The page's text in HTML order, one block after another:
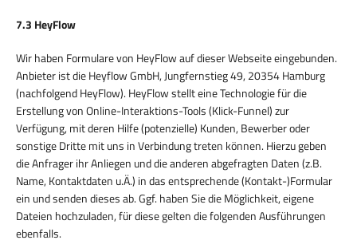
7.3 HeyFlow
Wir haben Formulare von HeyFlow auf dieser Webseite eingebunden.
Anbieter ist die Heyflow GmbH, Jungfernstieg 49, 20354 Hamburg
(nachfolgend HeyFlow). HeyFlow stellt eine Technologie für die
Erstellung von Online-Interaktions-Tools (Klick-Funnel) zur
Verfügung, mit deren Hilfe (potenzielle) Kunden, Bewerber oder
sonstige Dritte mit uns in Verbindung treten können. Hierzu geben
die Anfrager ihr Anliegen und die anderen abgefragten Daten (z.B.
Name, Kontaktdaten u.Ä.) in das entsprechende (Kontakt-)Formular
ein und senden dieses ab. Ggf. haben Sie die Möglichkeit, eigene
Dateien hochzuladen, für diese gelten die folgenden Ausführungen
ebenfalls.